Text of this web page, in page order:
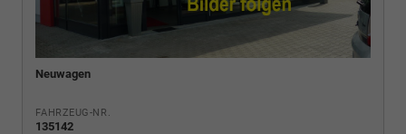
Neuwagen
FAHRZEUG-NR.
135142